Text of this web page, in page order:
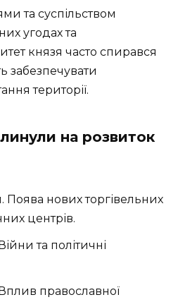
та суспільством
угодах та
князя часто спирався
забезпечувати
території.
на розвиток
Поява нових торгівельних
центрів.
та політичні
православної